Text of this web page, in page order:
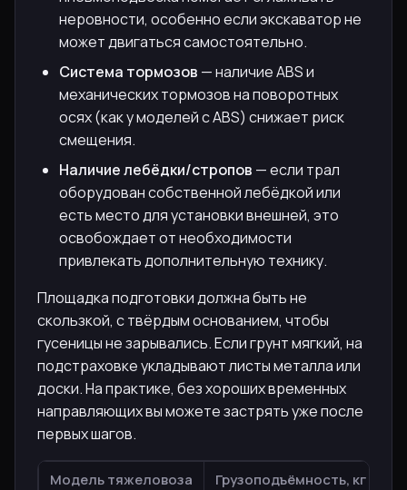
неровности, особенно если экскаватор не
может двигаться самостоятельно.
Система тормозов — наличие ABS и
механических тормозов на поворотных
осях (как у моделей с ABS) снижает риск
смещения.
Наличие лебёдки/стропов — если трал
оборудован собственной лебёдкой или
есть место для установки внешней, это
освобождает от необходимости
привлекать дополнительную технику.
Площадка подготовки должна быть не
скользкой, с твёрдым основанием, чтобы
гусеницы не зарывались. Если грунт мягкий, на
подстраховке укладывают листы металла или
доски. На практике, без хороших временных
направляющих вы можете застрять уже после
первых шагов.
Модель тяжеловоза Грузоподъёмность, кг